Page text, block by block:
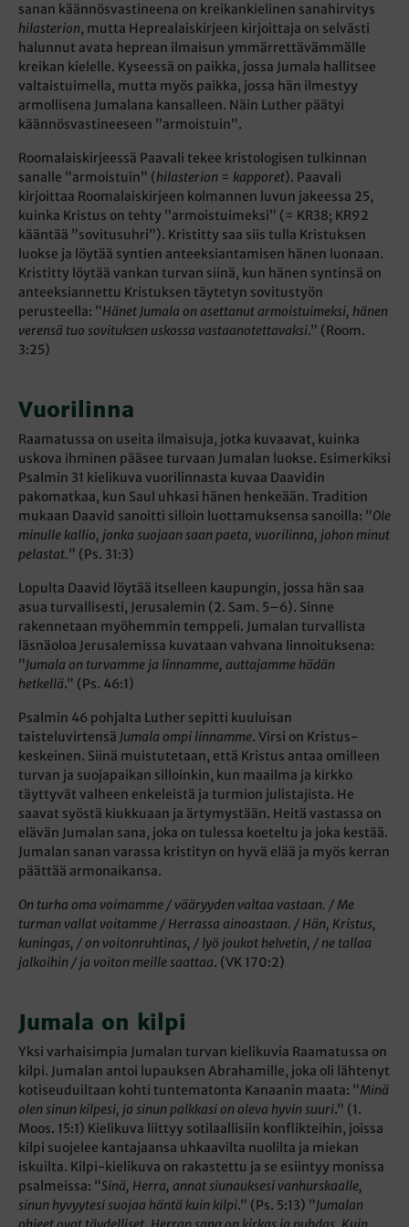
sanan käännösvastineena on kreikankielinen sanahirvitys
hilasterion, mutta Heprealaiskirjeen kirjoittaja on selvästi
halunnut avata heprean ilmaisun ymmärrettävämmälle
kreikan kielelle. Kyseessä on paikka, jossa Jumala hallitsee
valtaistuimella, mutta myös paikka, jossa hän ilmestyy
armollisena Jumalana kansalleen. Näin Luther päätyi
käännösvastineeseen ”armoistuin”.
Roomalaiskirjeessä Paavali tekee kristologisen tulkinnan
sanalle ”armoistuin” (hilasterion = kapporet). Paavali
kirjoittaa Roomalaiskirjeen kolmannen luvun jakeessa 25,
kuinka Kristus on tehty ”armoistuimeksi” (= KR38; KR92
kääntää ”sovitusuhri”). Kristitty saa siis tulla Kristuksen
luokse ja löytää syntien anteeksiantamisen hänen luonaan.
Kristitty löytää vankan turvan siinä, kun hänen syntinsä on
anteeksiannettu Kristuksen täytetyn sovitustyön
perusteella: ”Hänet Jumala on asettanut armoistuimeksi, hänen
verensä tuo sovituksen uskossa vastaanotettavaksi.” (Room.
3:25)
Vuorilinna
Raamatussa on useita ilmaisuja, jotka kuvaavat, kuinka
uskova ihminen pääsee turvaan Jumalan luokse. Esimerkiksi
Psalmin 31 kielikuva vuorilinnasta kuvaa Daavidin
pakomatkaa, kun Saul uhkasi hänen henkeään. Tradition
mukaan Daavid sanoitti silloin luottamuksensa sanoilla: ”Ole
minulle kallio, jonka suojaan saan paeta, vuorilinna, johon minut
pelastat.” (Ps. 31:3)
Lopulta Daavid löytää itselleen kaupungin, jossa hän saa
asua turvallisesti, Jerusalemin (2. Sam. 5–6). Sinne
rakennetaan myöhemmin temppeli. Jumalan turvallista
läsnäoloa Jerusalemissa kuvataan vahvana linnoituksena:
”Jumala on turvamme ja linnamme, auttajamme hädän
hetkellä.” (Ps. 46:1)
Psalmin 46 pohjalta Luther sepitti kuuluisan
taisteluvirtensä Jumala ompi linnamme. Virsi on Kristus-
keskeinen. Siinä muistutetaan, että Kristus antaa omilleen
turvan ja suojapaikan silloinkin, kun maailma ja kirkko
täyttyvät valheen enkeleistä ja turmion julistajista. He
saavat syöstä kiukkuaan ja ärtymystään. Heitä vastassa on
elävän Jumalan sana, joka on tulessa koeteltu ja joka kestää.
Jumalan sanan varassa kristityn on hyvä elää ja myös kerran
päättää armonaikansa.
On turha oma voimamme / vääryyden valtaa vastaan. / Me
turman vallat voitamme / Herrassa ainoastaan. / Hän, Kristus,
kuningas, / on voitonruhtinas, / lyö joukot helvetin, / ne tallaa
jalkoihin / ja voiton meille saattaa. (VK 170:2)
Jumala on kilpi
Yksi varhaisimpia Jumalan turvan kielikuvia Raamatussa on
kilpi. Jumalan antoi lupauksen Abrahamille, joka oli lähtenyt
kotiseuduiltaan kohti tuntematonta Kanaanin maata: ”Minä
olen sinun kilpesi, ja sinun palkkasi on oleva hyvin suuri.” (1.
Moos. 15:1) Kielikuva liittyy sotilaallisiin konflikteihin, joissa
kilpi suojelee kantajaansa uhkaavilta nuolilta ja miekan
iskuilta. Kilpi-kielikuva on rakastettu ja se esiintyy monissa
psalmeissa: ”Sinä, Herra, annat siunauksesi vanhurskaalle,
sinun hyvyytesi suojaa häntä kuin kilpi.” (Ps. 5:13) ”Jumalan